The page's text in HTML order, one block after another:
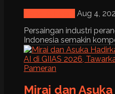
Aug 4,
Persaingan industri
Indonesia semakin
Mirai dan